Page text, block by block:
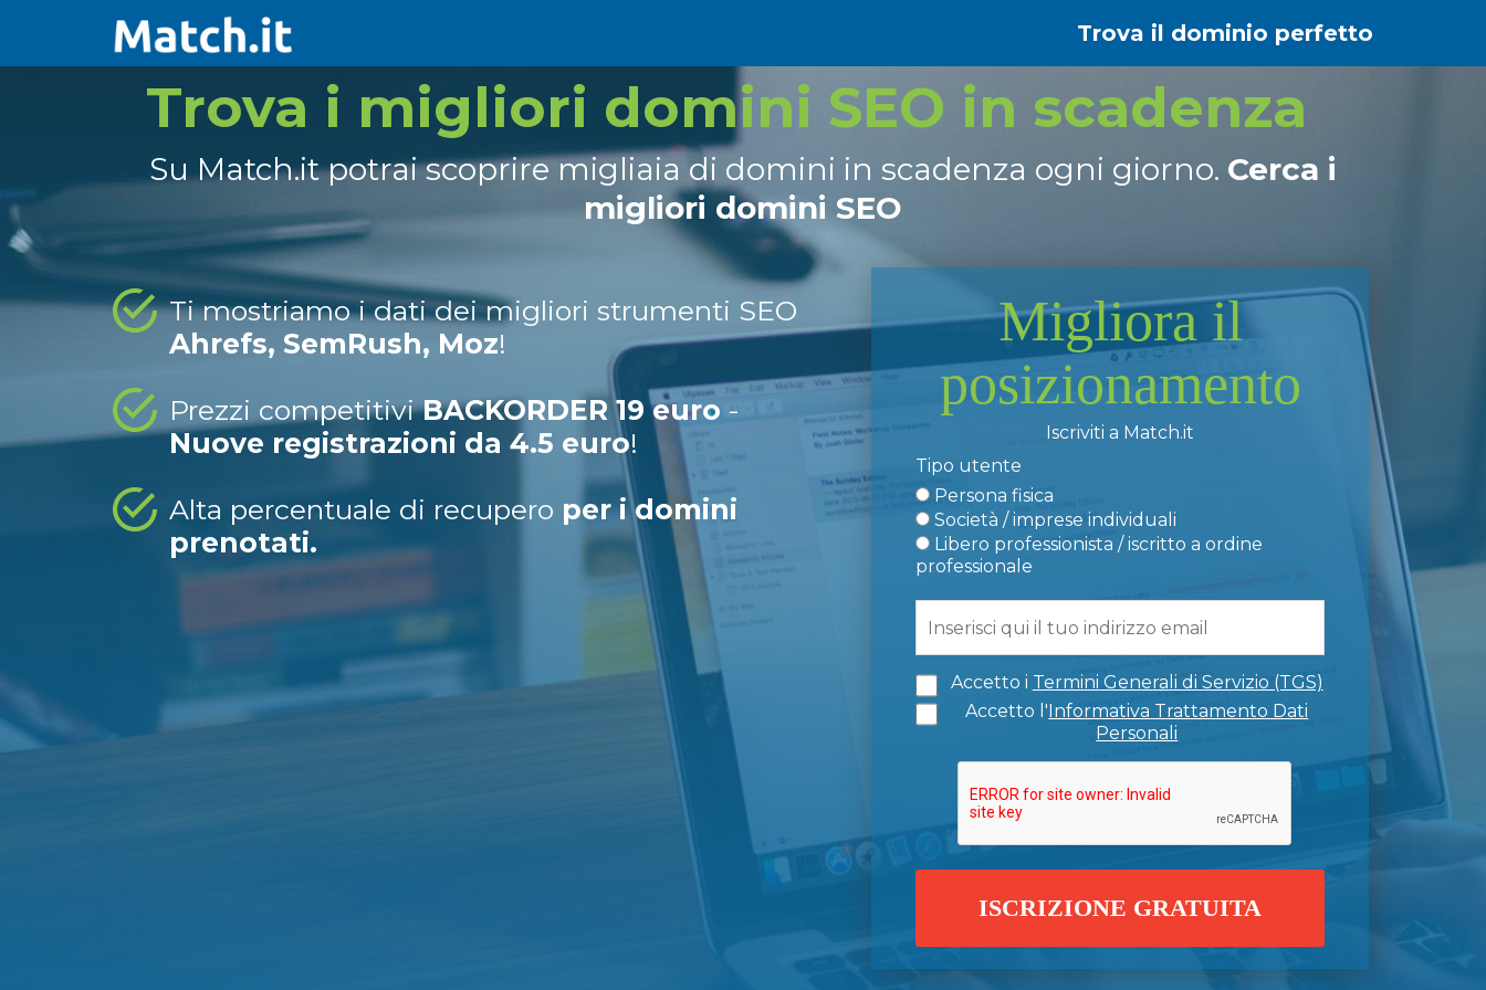
Trova il dominio perfetto
Trova i migliori domini SEO in scadenza
Su Match.it potrai scoprire migliaia di domini in scadenza ogni giorno. Cerca i
migliori domini SEO
Ti mostriamo i dati dei migliori strumenti SEO
Ahrefs, SemRush, Moz!
Prezzi competitiviBACKORDER 19 euro -
Nuove registrazioni da 4.5 euro!
Alta percentuale di recupero per i domini
prenotati.
Migliora il
posizionamento
Iscriviti a Match.it
Tipo utente
Persona fisica
Società / imprese individuali
Libero professionista / iscritto a ordine
professionale
Accetto i Termini Generali di Servizio (TGS)
Accetto l'Informativa Trattamento Dati
Personali